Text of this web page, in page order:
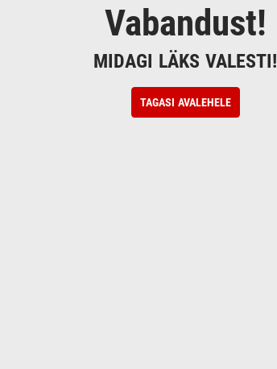
Vabandust!
MIDAGI LÄKS VALESTI!
TAGASI AVALEHELE